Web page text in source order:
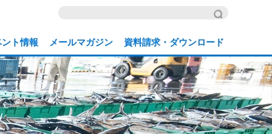
ント情報 メールマガジン 資料請求・ダウンロード